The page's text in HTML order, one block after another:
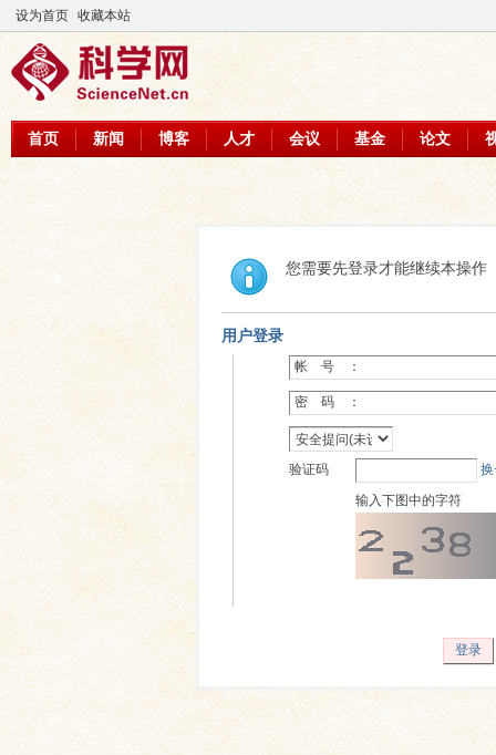
设为首页 收藏本站
首页 新闻 博客 人才 会议 基金 论文
您需要先登录才能继续本操作
用户登录
帐 号 ：
密 码 ：
验证码
输入下图中的字符
登录